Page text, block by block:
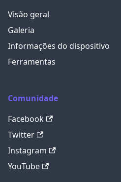
Visão geral
Galeria
Informações do dispositivo
Ferramentas
Comunidade
Facebook
Twitter
Instagram
YouTube